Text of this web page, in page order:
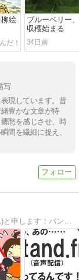
絵
ブルーベリー
収穫始まる
34日前
写
現しています。昔
豊かな文章が特
愁を感じさせ、時
間を繊細に捉え、